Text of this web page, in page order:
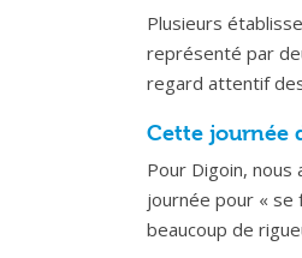
Plusieurs
représenté par
regard attentif
Cette journée
Pour Digoin,
journée pour « se
beaucoup de